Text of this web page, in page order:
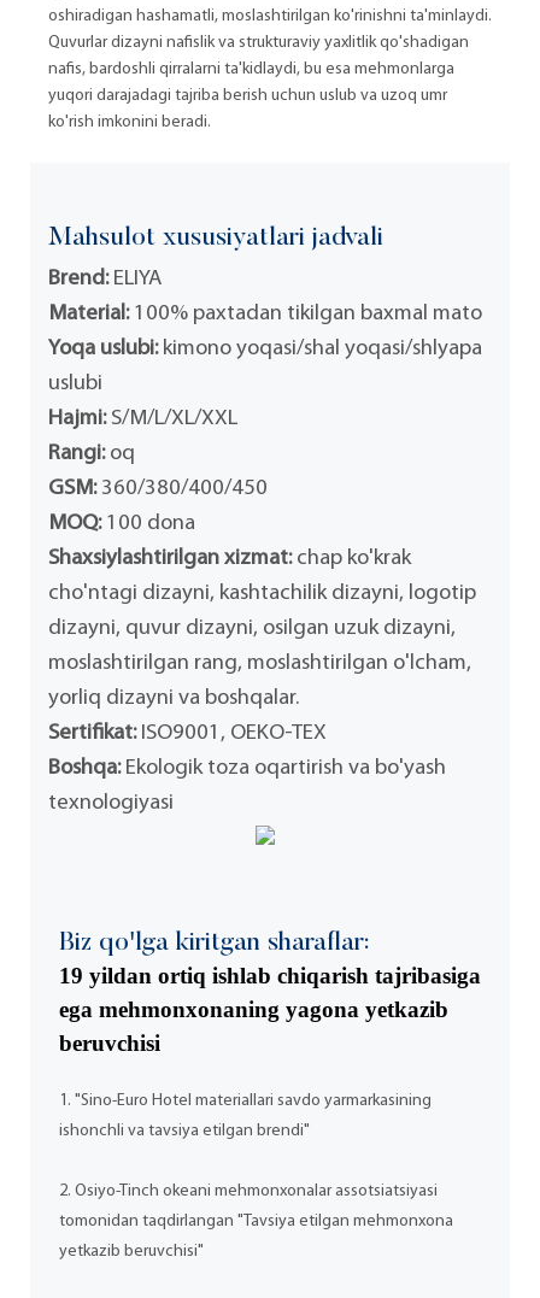
oshiradigan hashamatli, moslashtirilgan ko'rinishni ta'minlaydi.
Quvurlar dizayni nafislik va strukturaviy yaxlitlik qo'shadigan
nafis, bardoshli qirralarni ta'kidlaydi, bu esa mehmonlarga
yuqori darajadagi tajriba berish uchun uslub va uzoq umr
ko'rish imkonini beradi.
Mahsulot xususiyatlari jadvali
Brend:ELIYA
Material:100% paxtadan tikilgan baxmal mato
Yoqa uslubi:kimono yoqasi/shal yoqasi/shlyapa
uslubi
Hajmi:S/M/L/XL/XXL
Rangi:oq
GSM:360/380/400/450
MOQ:100 dona
Shaxsiylashtirilgan xizmat:chap ko'krak
cho'ntagi dizayni, kashtachilik dizayni, logotip
dizayni, quvur dizayni, osilgan uzuk dizayni,
moslashtirilgan rang, moslashtirilgan o'lcham,
yorliq dizayni va boshqalar.
Sertifikat:ISO9001, OEKO-TEX
Boshqa:Ekologik toza oqartirish va bo'yash
texnologiyasi
Biz qo'lga kiritgan sharaflar:
19 yildan ortiq ishlab chiqarish tajribasiga
ega mehmonxonaning yagona yetkazib
beruvchisi
1. "Sino-Euro Hotel materiallari savdo yarmarkasining
ishonchli va tavsiya etilgan brendi"
2. Osiyo-Tinch okeani mehmonxonalar assotsiatsiyasi
tomonidan taqdirlangan "Tavsiya etilgan mehmonxona
yetkazib beruvchisi"